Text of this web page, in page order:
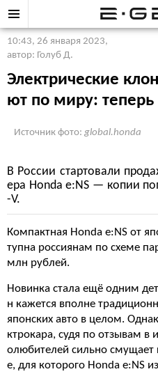
10:43, 26 января 2023,
автор: Голуб Д.
Электрические
ют по миру: теперь
Источник фото: global.honda
В России стартовали
ера Honda e:NS — копии
-V.
Компактная Honda e:NS от
тупна россиянам по схеме
млн рублей.
Новинка стала ещё одним
н кажется вполне
японских авто в целом.
ктрокара, судя по отзывам в
олюбителей сильно смущает
е, для которого Honda e:NS